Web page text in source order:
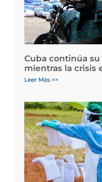
Cuba continúa
mientras la crisis
Leer Más >>